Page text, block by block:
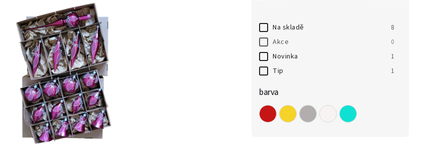
Na skladě 8
Akce 0
Novinka 1
Tip 1
barva